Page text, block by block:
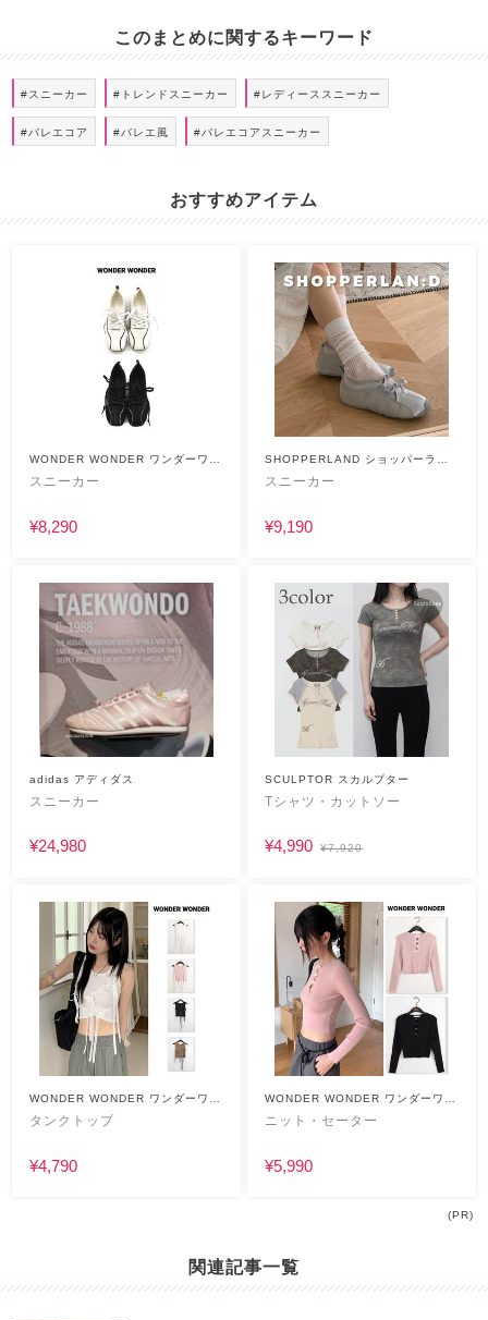
このまとめに関するキーワード
#スニーカー #トレンドスニーカー #レディーススニーカー
#バレエコア #バレエ風 #バレエコアスニーカー
おすすめアイテム
WONDER WONDER ワンダーワン
ダー
スニーカー
¥8,290
SHOPPERLAND ショッパーラン
ド
スニーカー
¥9,190
adidas アディダス
スニーカー
¥24,980
SCULPTOR スカルプター
Tシャツ・カットソー
¥4,990 ¥7,920
WONDER WONDER ワンダーワン
ダー
タンクトップ
¥4,790
WONDER WONDER ワンダーワン
ニット・セーター
¥5,990
(PR)
関連記事一覧